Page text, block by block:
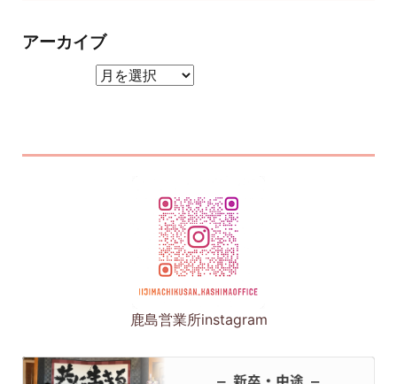
アーカイブ
鹿島営業所instagram